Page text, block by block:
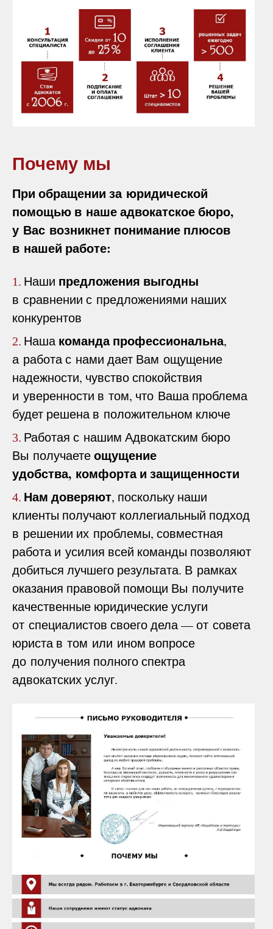
Почему мы
При обращении за юридической
помощью в наше адвокатское бюро,
у Вас возникнет понимание плюсов
в нашей работе:
1. Наши предложения выгодны
в сравнении с предложениями наших
конкурентов
2. Нашакоманда профессиональна,
а работа с нами дает Вам ощущение
надежности, чувство спокойствия
и уверенности в том, что Ваша проблема
будет решена в положительном ключе
3. Работая с нашим Адвокатским бюро
Вы получаетеощущение
удобства, комфорта и защищенности
4. Нам доверяют, поскольку наши
клиенты получают коллегиальный подход
в решении их проблемы, совместная
работа и усилия всей команды позволяют
добиться лучшего результата. В рамках
оказания правовой помощи Вы получите
качественные юридические услуги
от специалистов своего дела — от совета
юриста в том или ином вопросе
до получения полного спектра
адвокатских услуг.